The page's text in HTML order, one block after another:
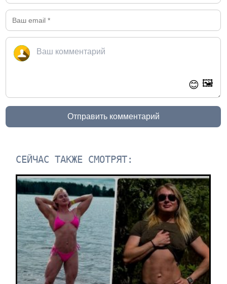
😊 🖼️
Отправить комментарий
СЕЙЧАС ТАКЖЕ СМОТРЯТ: